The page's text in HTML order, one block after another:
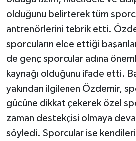
olduğunu belirterek tüm
antrenörlerini tebrik etti.
sporcuların elde ettiği
de genç sporcular adına
kaynağı olduğunu ifade etti.
yakından ilgilenen Özdemir,
gücüne dikkat çekerek özel
zaman destekçisi olmaya
söyledi. Sporcular ise